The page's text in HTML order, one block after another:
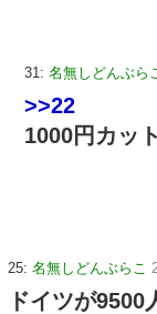
31: 名無しどんぶら
>>22
1000円カッ
25: 名無しどんぶらこ
ドイツが